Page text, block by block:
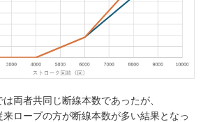
両者共同じ断線本数であったが、
ロープの方が断線本数が多い結果となっ